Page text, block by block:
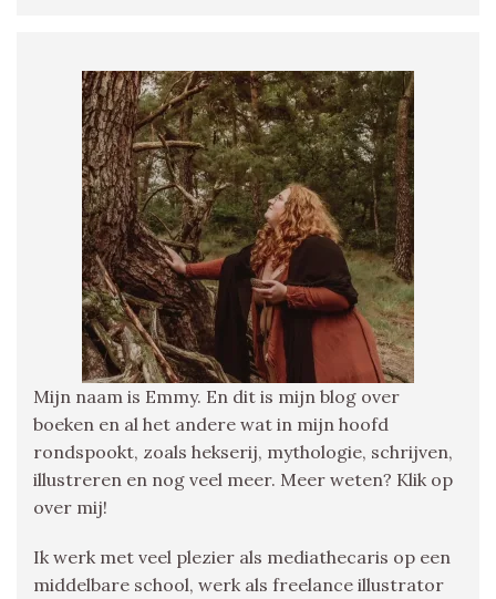
Mijn naam is Emmy. En dit is mijn blog over
boeken en al het andere wat in mijn hoofd
rondspookt, zoals hekserij, mythologie, schrijven,
illustreren en nog veel meer. Meer weten? Klik op
over mij!
Ik werk met veel plezier als mediathecaris op een
middelbare school, werk als freelance illustrator